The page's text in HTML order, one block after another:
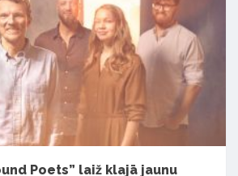
Poets” laiž klajā jaunu